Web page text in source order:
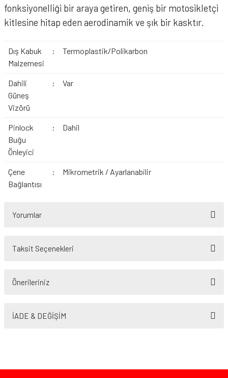
fonksiyonelliği bir araya getiren, geniş bir motosikletçi
kitlesine hitap eden aerodinamik ve şık bir kasktır.
Dış Kabuk
Malzemesi
: Termoplastik/Polikarbon
Dahili
Güneş
Vizörü
: Var
Pinlock
Buğu
Önleyici
: Dahil
Çene
Bağlantısı
: Mikrometrik / Ayarlanabilir
Yorumlar
Taksit Seçenekleri
Önerileriniz
yetersiz gördüğünüz noktaları öneri formunu kullanarak tarafımıza
İADE & DEĞİŞİM